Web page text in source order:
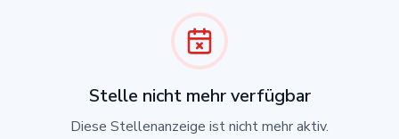
Stelle nicht mehr verfügbar
Diese Stellenanzeige ist nicht mehr aktiv.